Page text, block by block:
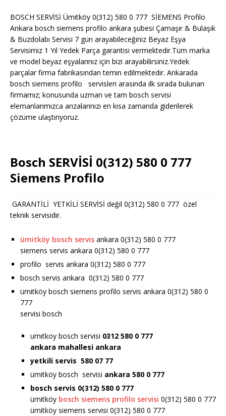
BOSCH SERVİSİ Ümitköy 0(312) 580 0 777 SİEMENS Profilo
Ankara bosch siemens profilo ankara şubesi Çamaşır & Bulaşık
& Buzdolabı Servisi 7 gün arayabileceğiniz Beyaz Eşya
Servisimiz 1 Yıl Yedek Parça garantisi vermektedir.Tüm marka
ve model beyaz eşyalarınız için bizi arayabilirsiniz.Yedek
parçalar firma fabrikasından temin edilmektedir. Ankarada
bosch siemens profilo servisleri arasında ilk sırada bulunan
firmamız; konusunda uzman ve tam bosch servisi
elemanlarımızca arızalarınızı en kısa zamanda giderilerek
çözüme ulaştırıyoruz.
Bosch SERVİSİ 0(312) 580 0 777
Siemens Profilo
GARANTİLİ YETKİLİ SERVİSİ değil 0(312) 580 0 777 özel
teknik servisidir.
ümitköy bosch servis ankara 0(312) 580 0 777
siemens servis ankara 0(312) 580 0 777
profilo servis ankara 0(312) 580 0 777
bosch servis ankara 0(312) 580 0 777
ümitköy bosch siemens profilo servis ankara 0(312) 580 0
777
servisi bosch
umıtkoy bosch servisi 0312 580 0 777
ankara mahallesi ankara
yetkili servis 580 07 77
ümitköy bosch servisi ankara 580 0 777
bosch servis 0(312) 580 0 777
ümitköy bosch siemens profilo servisi 0(312) 580 0 777
ümitköy siemens servisi 0(312) 580 0 777